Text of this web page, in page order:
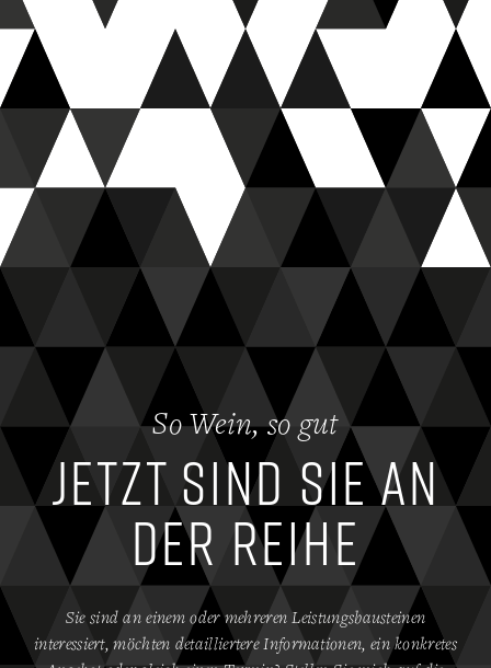
So Wein, so gut
Jetzt sind Sie an
der Reihe
Sie sind an einem oder mehreren Leistungsbausteinen
interessiert, möchten detailliertere Informationen, ein konkretes